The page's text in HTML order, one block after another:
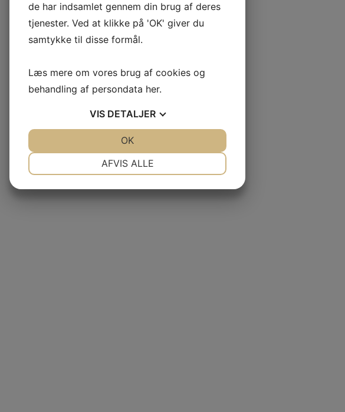
de har indsamlet gennem din brug af deres
tjenester. Ved at klikke på 'OK' giver du
samtykke til disse formål.
Læs mere om vores brug af cookies og
behandling af persondata her.
VIS DETALJER
AFVIS ALLE
OK